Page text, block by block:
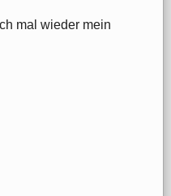
mal wieder mein